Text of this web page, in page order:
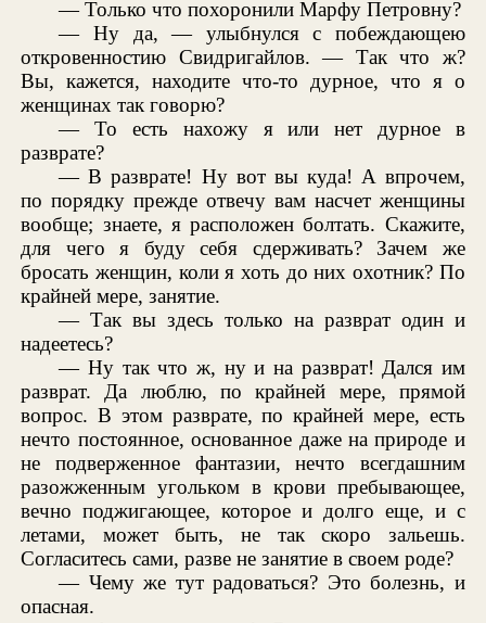
— Только что похоронили Марфу Петровну?
— Ну да, — улыбнулся с побеждающею
откровенностию Свидригайлов. — Так что ж?
Вы, кажется, находите что-то дурное, что я о
женщинах так говорю?
— То есть нахожу я или нет дурное в
разврате?
— В разврате! Ну вот вы куда! А впрочем,
по порядку прежде отвечу вам насчет женщины
вообще; знаете, я расположен болтать. Скажите,
для чего я буду себя сдерживать? Зачем же
бросать женщин, коли я хоть до них охотник? По
крайней мере, занятие.
— Так вы здесь только на разврат один и
надеетесь?
— Ну так что ж, ну и на разврат! Дался им
разврат. Да люблю, по крайней мере, прямой
вопрос. В этом разврате, по крайней мере, есть
нечто постоянное, основанное даже на природе и
не подверженное фантазии, нечто всегдашним
разожженным угольком в крови пребывающее,
вечно поджигающее, которое и долго еще, и с
летами, может быть, не так скоро зальешь.
Согласитесь сами, разве не занятие в своем роде?
— Чему же тут радоваться? Это болезнь, и
опасная.